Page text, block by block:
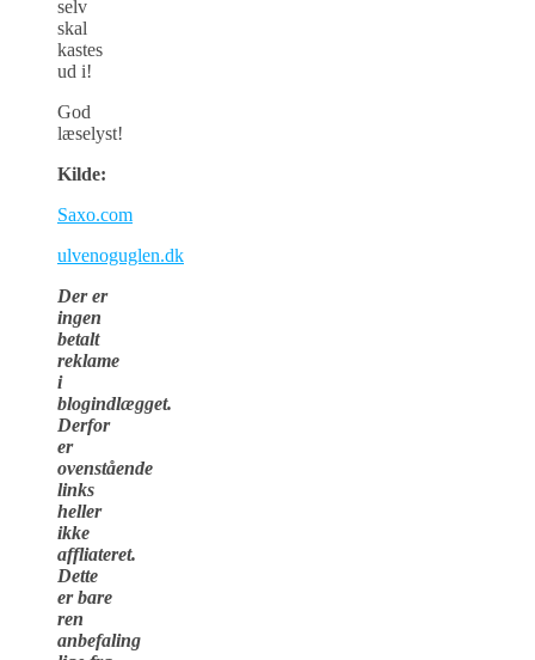
selv
skal
kastes
ud i!
God
læselyst!
Kilde:
Saxo.com
ulvenoguglen.dk
Der er
ingen
betalt
reklame
i
blogindlægget.
Derfor
er
ovenstående
links
heller
ikke
affliateret.
Dette
er bare
ren
anbefaling